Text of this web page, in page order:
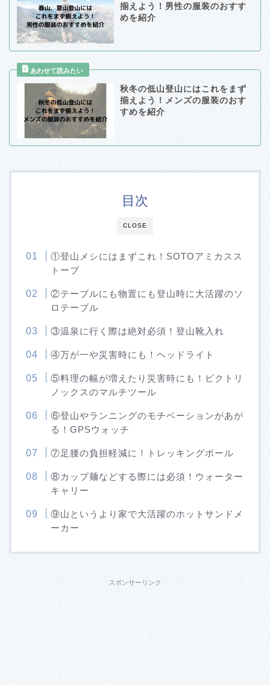
揃えよう！男性の服装のおすす
めを紹介
秋冬の低山登山にはこれをまず
揃えよう！メンズの服装のおす
すめを紹介
CLOSE
目次
①登山メシにはまずこれ！SOTOアミカスス
トーブ
②テーブルにも物置にも登山時に大活躍のソ
ロテーブル
③温泉に行く際は絶対必須！登山靴入れ
④万が一や災害時にも！ヘッドライト
⑤料理の幅が増えたり災害時にも！ビクトリ
ノックスのマルチツール
⑥登山やランニングのモチベーションがあが
る！GPSウォッチ
⑦足腰の負担軽減に！トレッキングポール
⑧カップ麺などする際には必須！ウォーター
キャリー
⑨山というより家で大活躍のホットサンドメ
ーカー
スポンサーリンク